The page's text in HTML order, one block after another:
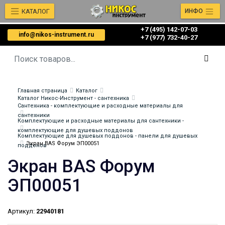
info@nikos-instrument.ru
+7 (495) 142-07-03
‎‎+7 (977) 732-40-27
КАТАЛОГ ИНФО
Главная страница
Каталог
Каталог Никос-Инструмент - сантехника
Сантехника - комплектующие и расходные материалы для
сантехники
Комплектующие и расходные материалы для сантехники -
комплектующие для душевых поддонов
Комплектующие для душевых поддонов - панели для душевых
поддонов
Экран BAS Форум ЭП00051
Экран BAS Форум
ЭП00051
Артикул: 22940181